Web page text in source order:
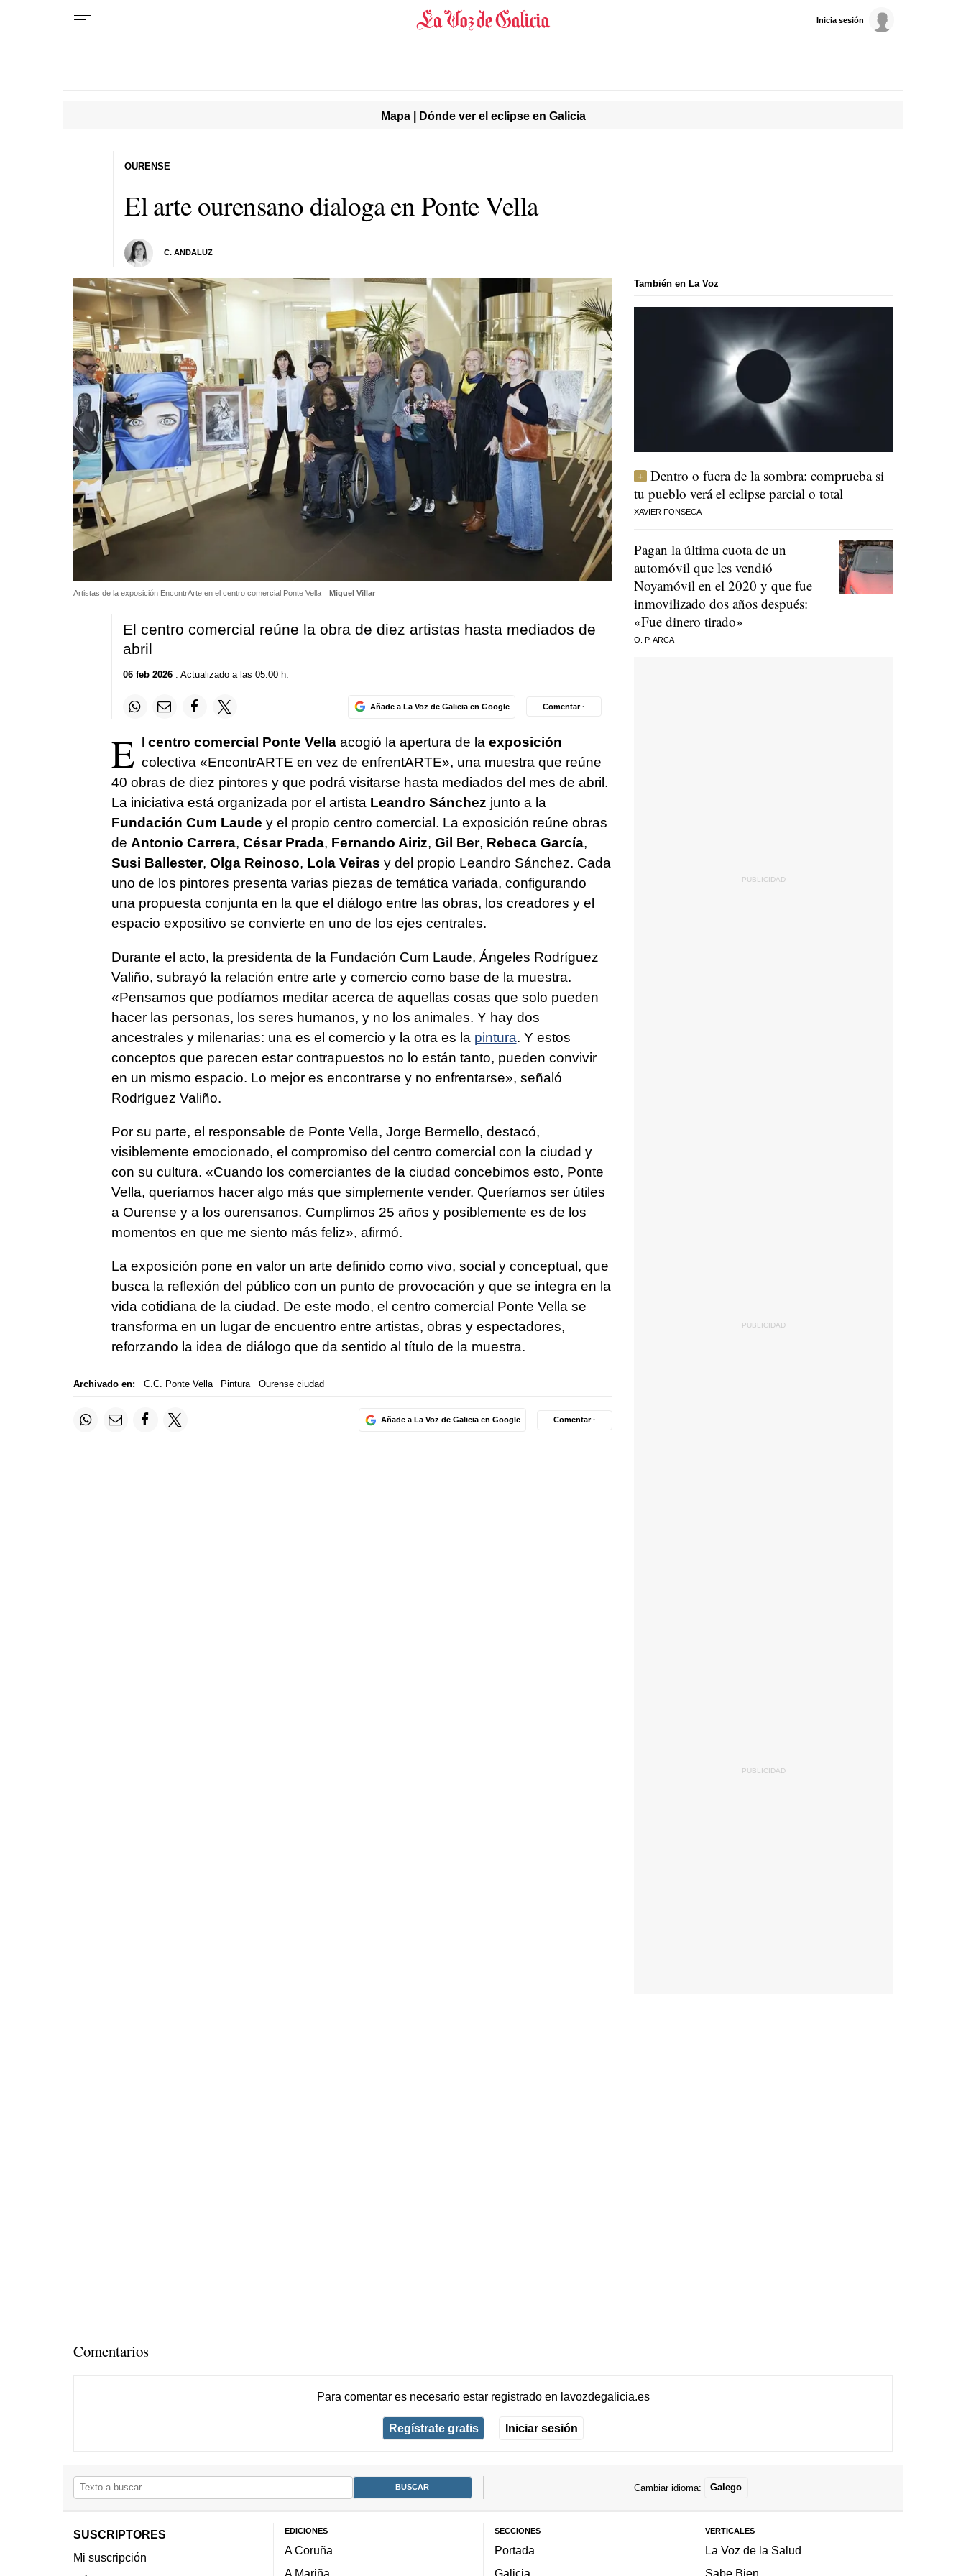
Inicia sesión
Mapa | Dónde ver el eclipse en Galicia
El arte ourensano dialoga en Ponte Vella
C. ANDALUZ
OURENSE
Artistas de la exposición EncontrArte en el centro comercial Ponte Vella Miguel Villar
El centro comercial reúne la obra de diez artistas hasta mediados de
abril
06 feb 2026. Actualizado a las 05:00 h.
Añade a La Voz de Galicia en Google Comentar ·
E centro comercial Ponte Vellaacogió la apertura de la exposición
colectiva «EncontrARTE en vez de enfrentARTE», una muestra que reúne
40 obras de diez pintores y que podrá visitarse hasta mediados del mes de abril.
La iniciativa está organizada por el artista Leandro Sánchez junto a la
Fundación Cum Laude y el propio centro comercial. La exposición reúne obras
de Antonio Carrera, César Prada, Fernando Airiz, Gil Ber, Rebeca García,
Susi Ballester, Olga Reinoso, Lola Veiras y del propio Leandro Sánchez. Cada
uno de los pintores presenta varias piezas de temática variada, configurando
una propuesta conjunta en la que el diálogo entre las obras, los creadores y el
espacio expositivo se convierte en uno de los ejes centrales.
Durante el acto, la presidenta de la Fundación Cum Laude, Ángeles Rodríguez
Valiño, subrayó la relación entre arte y comercio como base de la muestra.
«Pensamos que podíamos meditar acerca de aquellas cosas que solo pueden
hacer las personas, los seres humanos, y no los animales. Y hay dos
ancestrales y milenarias: una es el comercio y la otra es la pintura. Y estos
conceptos que parecen estar contrapuestos no lo están tanto, pueden convivir
en un mismo espacio. Lo mejor es encontrarse y no enfrentarse», señaló
Rodríguez Valiño.
Por su parte, el responsable de Ponte Vella, Jorge Bermello, destacó,
visiblemente emocionado, el compromiso del centro comercial con la ciudad y
con su cultura. «Cuando los comerciantes de la ciudad concebimos esto, Ponte
Vella, queríamos hacer algo más que simplemente vender. Queríamos ser útiles
a Ourense y a los ourensanos. Cumplimos 25 años y posiblemente es de los
momentos en que me siento más feliz», afirmó.
La exposición pone en valor un arte definido como vivo, social y conceptual, que
busca la reflexión del público con un punto de provocación y que se integra en la
vida cotidiana de la ciudad. De este modo, el centro comercial Ponte Vella se
transforma en un lugar de encuentro entre artistas, obras y espectadores,
reforzando la idea de diálogo que da sentido al título de la muestra.
Archivado en: C.C. Ponte Vella Pintura Ourense ciudad
Añade a La Voz de Galicia en Google Comentar ·
También en La Voz
Dentro o fuera de la sombra: comprueba si
tu pueblo verá el eclipse parcial o total
XAVIER FONSECA
Pagan la última cuota de un
automóvil que les vendió
Noyamóvil en el 2020 y que fue
inmovilizado dos años después:
«Fue dinero tirado»
O. P. ARCA
Comentarios
Para comentar es necesario estar registradoen lavozdegalicia.es
Regístrate gratis Iniciar sesión
Cambiar idioma: Galego
SUSCRIPTORES
Mi suscripción
EDICIONES
A Coruña
A Mariña
SECCIONES
Portada
Galicia
VERTICALES
La Voz de la Salud
Sabe Bien